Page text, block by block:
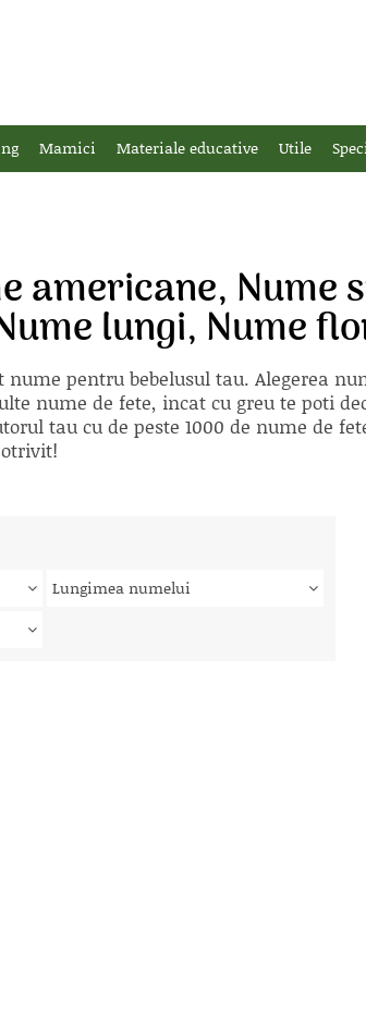
Mamici Materiale educative Utile
americane, Nume
lungi, Nume
pentru bebelusul tau. Alegerea
nume de fete, incat cu greu te poti
tau cu de peste 1000 de nume de
Lungimea numelui